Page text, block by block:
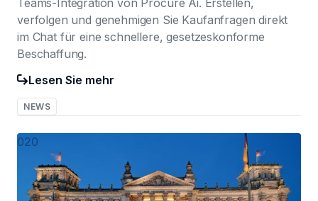
verfolgen und genehmigen Sie Kaufanfragen direkt
im Chat für eine schnellere, gesetzeskonforme
Beschaffung.
Lesen Sie mehr
NEWS
020